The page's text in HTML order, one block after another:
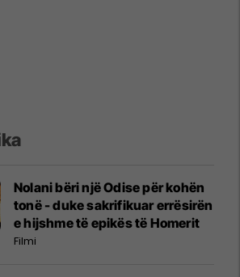
Nolani bëri një Odise për kohën
tonë - duke sakrifikuar errësirën
e hijshme të epikës të Homerit
Filmi